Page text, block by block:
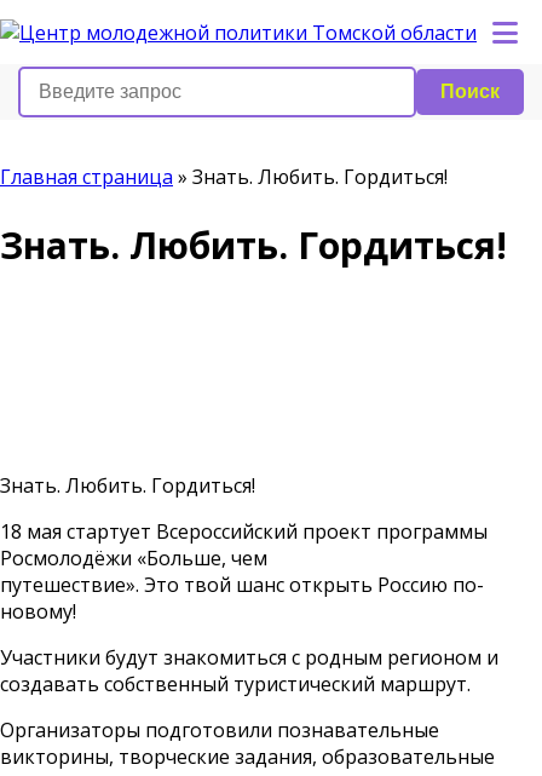
Поиск
Главная страница » Знать. Любить. Гордиться!
Знать. Любить. Гордиться!
Знать. Любить. Гордиться!
18 мая стартует Всероссийский проект программы
Росмолодёжи «Больше, чем
путешествие». Это твой шанс открыть Россию по-
новому!
Участники будут знакомиться с родным регионом и
создавать собственный туристический маршрут.
Организаторы подготовили познавательные
викторины, творческие задания, образовательные